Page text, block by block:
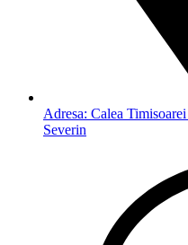
Adresa: Calea
Severin